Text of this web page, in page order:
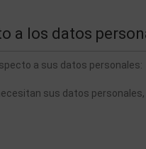
a los datos
a sus datos personales:
sus datos